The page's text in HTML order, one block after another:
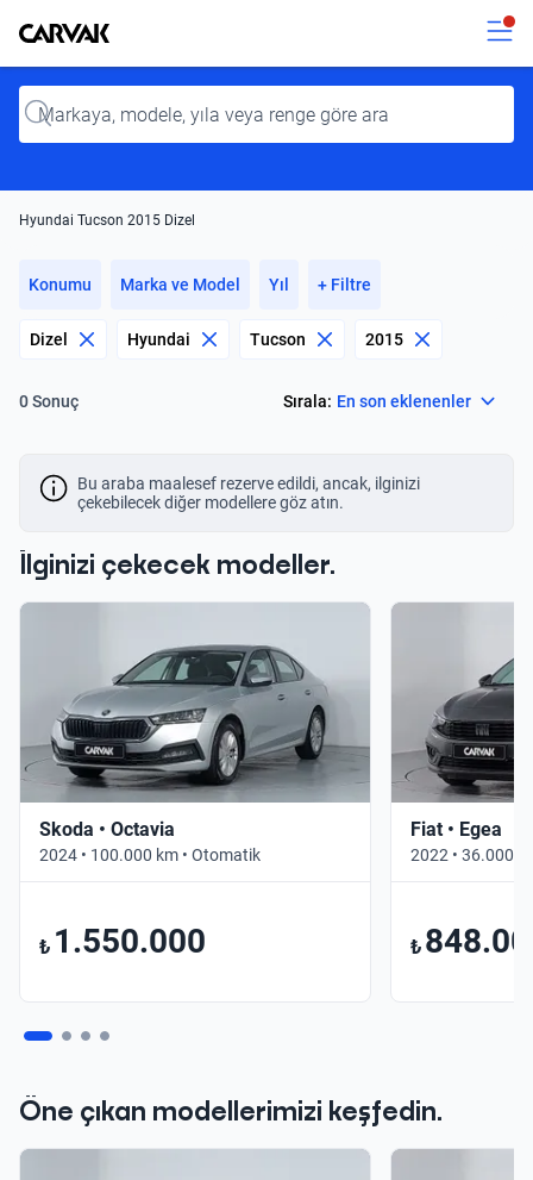
Kavak
Input
Hyundai Tucson 2015 Dizel
Konumu Marka ve Model Yıl + Filtre
Dizel Hyundai Tucson 2015
0 Sonuç Sırala: En son eklenenler
Bu araba maalesef rezerve edildi, ancak, ilginizi
çekebilecek diğer modellere göz atın.
İlginizi çekecek modeller.
Skoda • Octavia
2024 • 100.000 km • Otomatik
₺ 1.550.000
Fiat • Egea
2022 • 36.000
₺
Öne çıkan modellerimizi keşfedin.